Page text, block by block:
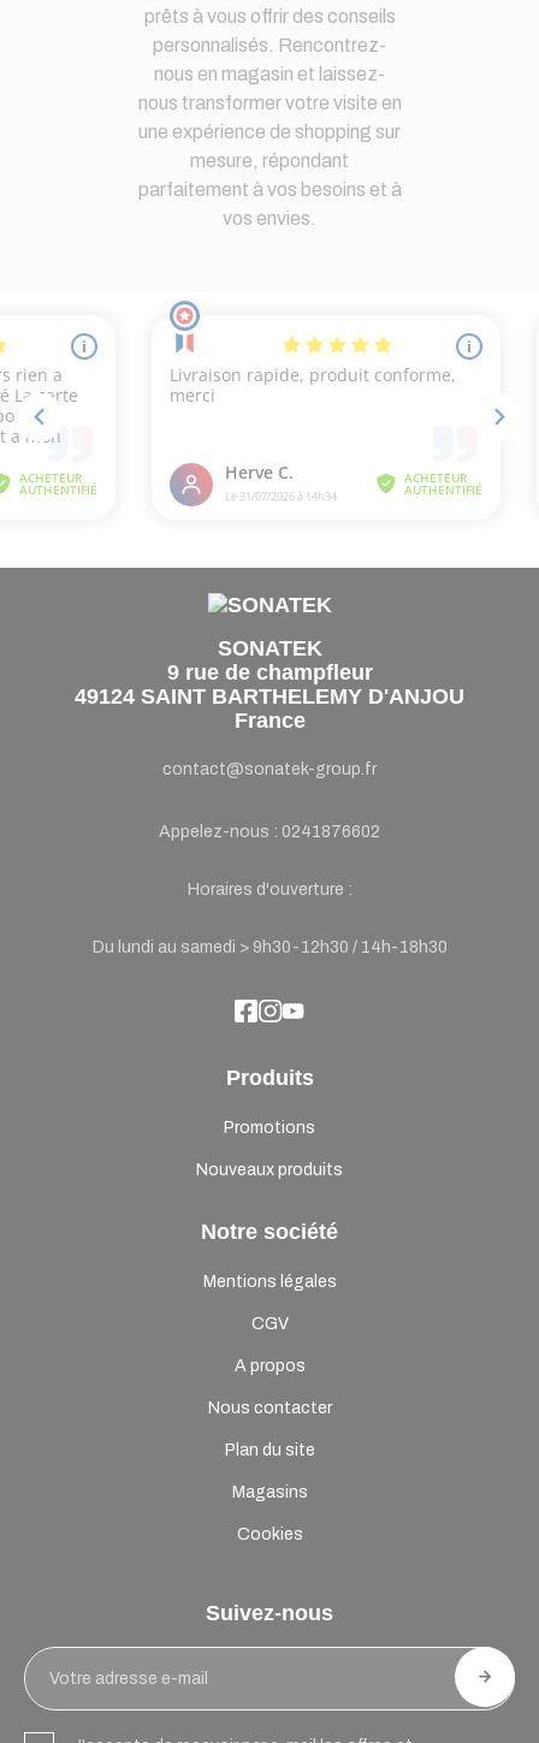
prêts à vous offrir des conseils
personnalisés. Rencontrez-
nous en magasin et laissez-
nous transformer votre visite en
une expérience de shopping sur
mesure, répondant
parfaitement à vos besoins et à
vos envies.
SONATEK
9 rue de champfleur
49124 SAINT BARTHELEMY D'ANJOU
France
contact@sonatek-group.fr
Appelez-nous : 0241876602
Horaires d'ouverture :
Du lundi au samedi > 9h30-12h30 / 14h-18h30
Produits
Promotions
Nouveaux produits
Notre société
Mentions légales
CGV
A propos
Nous contacter
Plan du site
Magasins
Cookies
Suivez-nous